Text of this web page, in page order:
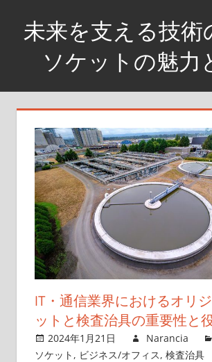
ツ
未来を支える技術
ソケットの魅力
革
新
が、
IT・通信業界におけるオリ
ットと検査治具の重要性と
2024年1月21日 Narancia
ソケット , ビジネス/オフィス, 検査治具